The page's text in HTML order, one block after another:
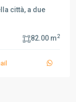
città, a due
82.00 m2